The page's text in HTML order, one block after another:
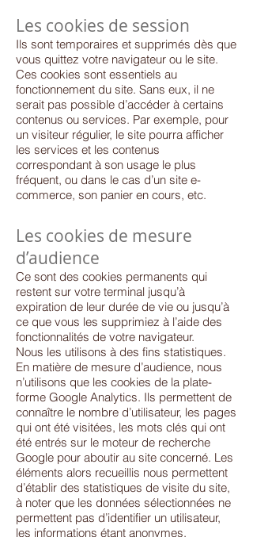
Les cookies de session
Ils sont temporaires et supprimés dès que
vous quittez votre navigateur ou le site.
Ces cookies sont essentiels au
fonctionnement du site. Sans eux, il ne
serait pas possible d’accéder à certains
contenus ou services. Par exemple, pour
un visiteur régulier, le site pourra afficher
les services et les contenus
correspondant à son usage le plus
fréquent, ou dans le cas d’un site e-
commerce, son panier en cours, etc.
Les cookies de mesure
d’audience
Ce sont des cookies permanents qui
restent sur votre terminal jusqu’à
expiration de leur durée de vie ou jusqu’à
ce que vous les supprimiez à l’aide des
fonctionnalités de votre navigateur.
Nous les utilisons à des fins statistiques.
En matière de mesure d’audience, nous
n’utilisons que les cookies de la plate-
forme Google Analytics. Ils permettent de
connaître le nombre d’utilisateur, les pages
qui ont été visitées, les mots clés qui ont
été entrés sur le moteur de recherche
Google pour aboutir au site concerné. Les
éléments alors recueillis nous permettent
d’établir des statistiques de visite du site,
à noter que les données sélectionnées ne
permettent pas d’identifier un utilisateur,
les informations étant anonymes.